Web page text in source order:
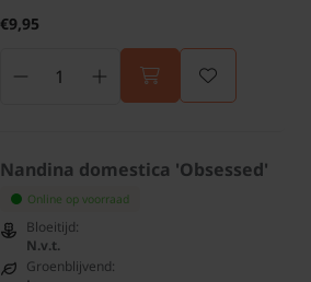
€9,95
Nandina domestica 'Obsessed'
Online op voorraad
Bloeitijd:
N.v.t.
Groenblijvend: